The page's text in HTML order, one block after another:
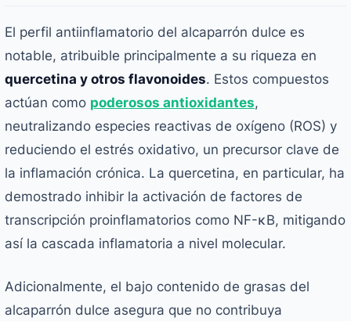
El perfil antiinflamatorio del alcaparrón dulce es
notable, atribuible principalmente a su riqueza en
quercetina y otros flavonoides. Estos compuestos
actúan como poderosos antioxidantes,
neutralizando especies reactivas de oxígeno (ROS) y
reduciendo el estrés oxidativo, un precursor clave de
la inflamación crónica. La quercetina, en particular, ha
demostrado inhibir la activación de factores de
transcripción proinflamatorios como NF-κB, mitigando
así la cascada inflamatoria a nivel molecular.
Adicionalmente, el bajo contenido de grasas del
alcaparrón dulce asegura que no contribuya